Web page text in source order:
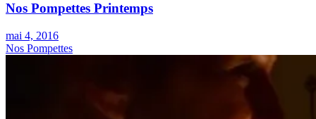
Nos Pompettes Printemps
mai 4, 2016
Nos Pompettes